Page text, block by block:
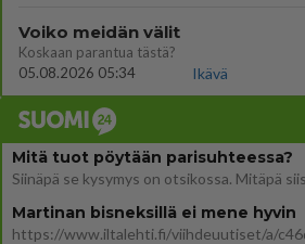
Voiko meidän välit
Koskaan parantua tästä?
05.08.2026 05:34
Ikävä
Mitä tuot pöytään parisuhteessa?
Martinan bisneksillä ei mene hyvin